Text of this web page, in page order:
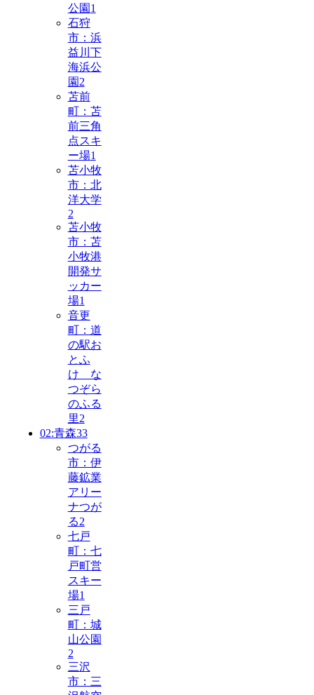
公園 1
石狩
市：浜
益川下
海浜公
園 2
苫前
町：苫
前三角
点スキ
ー場1
苫小牧
市：北
洋大学
2
苫小牧
市：苫
小牧港
開発サ
ッカー
場1
音更
町：道
の駅お
とふ
け な
つぞら
のふる
里2
02:青森33
つがる
市：伊
藤鉱業
アリー
ナつが
る2
七戸
町：七
戸町営
スキー
場1
三戸
町：城
山公園
2
三沢
市：三